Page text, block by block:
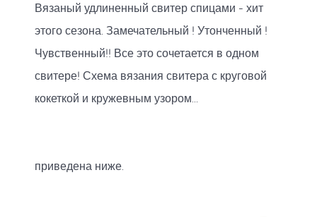
Вязаный удлиненный свитер спицами - хит
этого сезона. Замечательный ! Утонченный !
Чувственный!! Все это сочетается в одном
свитере! Схема вязания свитера с круговой
кокеткой и кружевным узором...
приведена ниже.